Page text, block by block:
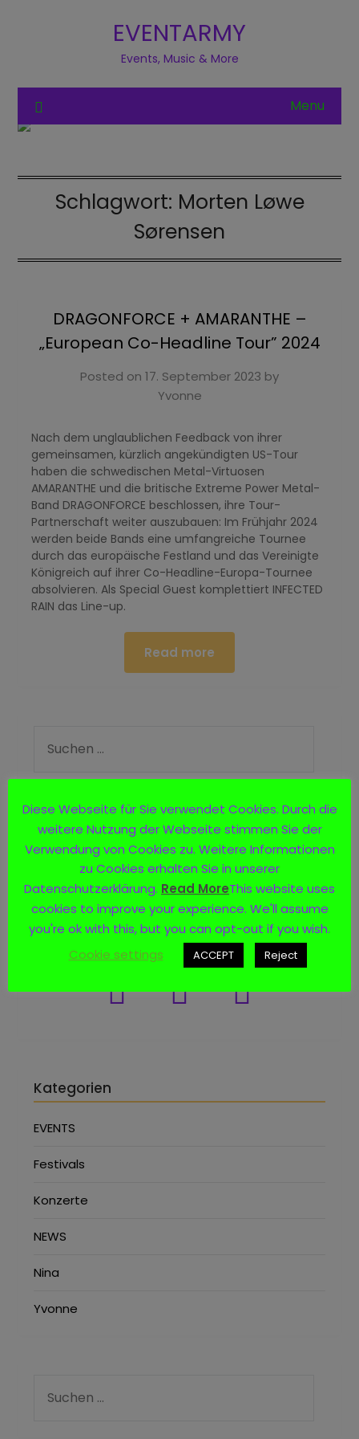
EVENTARMY
Events, Music & More
Menu
Schlagwort: Morten Løwe
Sørensen
DRAGONFORCE + AMARANTHE –
„European Co-Headline Tour” 2024
Posted on 17. September 2023 by
Yvonne
Nach dem unglaublichen Feedback von ihrer
gemeinsamen, kürzlich angekündigten US-Tour
haben die schwedischen Metal-Virtuosen
AMARANTHE und die britische Extreme Power Metal-
Band DRAGONFORCE beschlossen, ihre Tour-
Partnerschaft weiter auszubauen: Im Frühjahr 2024
werden beide Bands eine umfangreiche Tournee
durch das europäische Festland und das Vereinigte
Königreich auf ihrer Co-Headline-Europa-Tournee
absolvieren. Als Special Guest komplettiert INFECTED
RAIN das Line-up.
Read more
Logo
Social Media
Kategorien
EVENTS
Festivals
Konzerte
NEWS
Nina
Yvonne
Diese Webseite für Sie verwendet Cookies. Durch die
weitere Nutzung der Webseite stimmen Sie der
Verwendung von Cookies zu. Weitere Informationen
zu Cookies erhalten Sie in unserer
Datenschutzerklärung. Read MoreThis website uses
cookies to improve your experience. We'll assume
you're ok with this, but you can opt-out if you wish.
Cookie settings
ACCEPT Reject